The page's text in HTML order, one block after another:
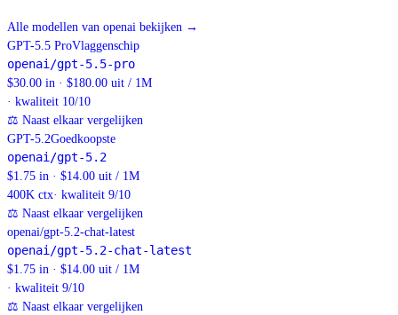
Alle modellen van openai bekijken →
GPT-5.5 ProVlaggenschip
openai/gpt-5.5-pro
$30.00 in · $180.00 uit / 1M
· kwaliteit 10/10
⚖ Naast elkaar vergelijken
GPT-5.2Goedkoopste
openai/gpt-5.2
$1.75 in · $14.00 uit / 1M
400K ctx· kwaliteit 9/10
⚖ Naast elkaar vergelijken
openai/gpt-5.2-chat-latest
openai/gpt-5.2-chat-latest
$1.75 in · $14.00 uit / 1M
· kwaliteit 9/10
⚖ Naast elkaar vergelijken